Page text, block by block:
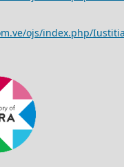
ojs/index.php/